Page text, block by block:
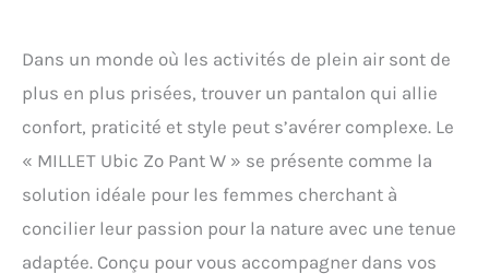
Dans un monde où les activités de plein air sont de
plus en plus prisées, trouver un pantalon qui allie
confort, praticité et style peut s’avérer complexe. Le
« MILLET Ubic Zo Pant W » se présente comme la
solution idéale pour les femmes cherchant à
concilier leur passion pour la nature avec une tenue
adaptée. Conçu pour vous accompagner dans vos